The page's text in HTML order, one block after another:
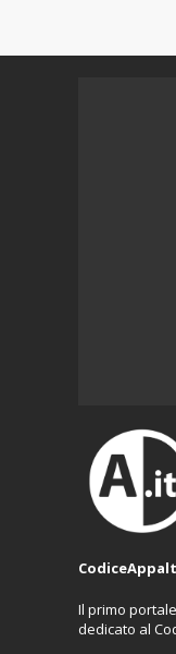
Il primo
dedicato al